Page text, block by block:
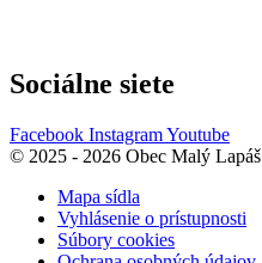
Sociálne siete
Facebook InstagramYoutube
© 2025 - 2026 Obec Malý Lapáš
Mapa sídla
Vyhlásenie o prístupnosti
Súbory cookies